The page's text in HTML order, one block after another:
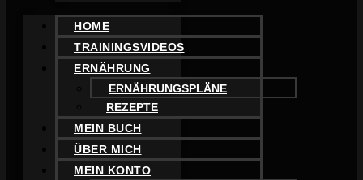
HOME
TRAININGSVIDEOS
ERNÄHRUNG
ERNÄHRUNGSPLÄNE
REZEPTE
MEIN BUCH
ÜBER MICH
MEIN KONTO